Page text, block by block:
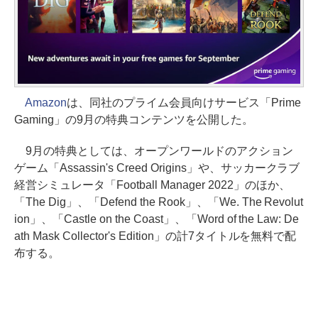
Amazonは、同社のプライム会員向けサービス「Prime
Gaming」の9月の特典コンテンツを公開した。
9月の特典としては、オープンワールドのアクション
ゲーム「Assassin's Creed Origins」や、サッカークラブ
経営シミュレータ「Football Manager 2022」のほか、
「The Dig」、「Defend the Rook」、「We. The Revolut
ion」、「Castle on the Coast」、「Word of the Law: De
ath Mask Collector's Edition」の計7タイトルを無料で配
布する。